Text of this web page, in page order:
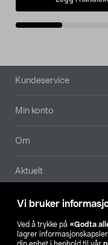
Vi bruker
Ved å trykke på «Godta
lagrer
Bunntekst
Kundeservice
Min konto
Om
Aktuelt
Våre selskaper